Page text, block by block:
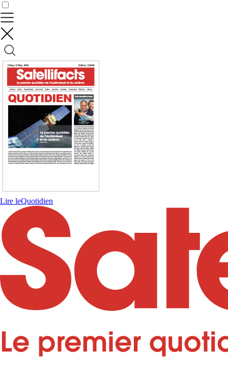
Lire leQuotidien
Contrôler vos données